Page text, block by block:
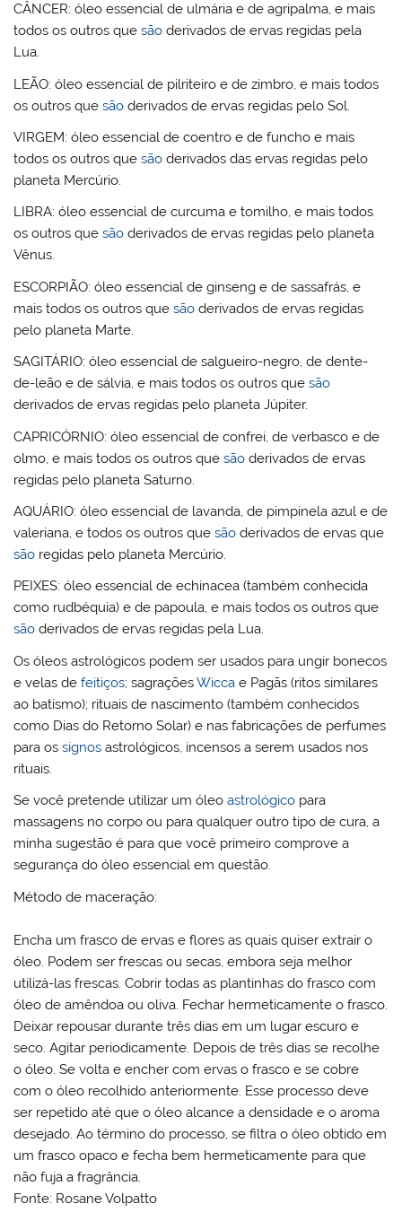
CÂNCER: óleo essencial de ulmária e de agripalma, e mais
todos os outros quesão derivados de ervas regidas pela
Lua.
LEÃO: óleo essencial de pilriteiro e de zimbro, e mais todos
os outros quesão derivados de ervas regidas pelo Sol.
VIRGEM: óleo essencial de coentro e de funcho e mais
todos os outros quesão derivados das ervas regidas pelo
planeta Mercúrio.
LIBRA: óleo essencial de curcuma e tomilho, e mais todos
os outros quesão derivados de ervas regidas pelo planeta
Vênus.
ESCORPIÃO: óleo essencial de ginseng e de sassafrás, e
mais todos os outros quesão derivados de ervas regidas
pelo planeta Marte.
SAGITÁRIO: óleo essencial de salgueiro-negro, de dente-
de-leão e de sálvia, e mais todos os outros quesão
derivados de ervas regidas pelo planeta Júpiter.
CAPRICÓRNIO: óleo essencial de confrei, de verbasco e de
olmo, e mais todos os outros quesão derivados de ervas
regidas pelo planeta Saturno.
AQUÁRIO: óleo essencial de lavanda, de pimpinela azul e de
valeriana, e todos os outros quesão derivados de ervas que
são regidas pelo planeta Mercúrio.
PEIXES: óleo essencial de echinacea (também conhecida
como rudbéquia) e de papoula, e mais todos os outros que
são derivados de ervas regidas pela Lua.
Os óleos astrológicos podem ser usados para ungir bonecos
e velas defeitiços; sagraçõesWicca e Pagãs (ritos similares
ao batismo); rituais de nascimento (também conhecidos
como Dias do Retorno Solar) e nas fabricações de perfumes
para ossignos astrológicos, incensos a serem usados nos
rituais.
Se você pretende utilizar um óleoastrológico para
massagens no corpo ou para qualquer outro tipo de cura, a
minha sugestão é para que você primeiro comprove a
segurança do óleo essencial em questão.
Método de maceração:
Encha um frasco de ervas e flores as quais quiser extrair o
óleo. Podem ser frescas ou secas, embora seja melhor
utilizá-las frescas. Cobrir todas as plantinhas do frasco com
óleo de amêndoa ou oliva. Fechar hermeticamente o frasco.
Deixar repousar durante três dias em um lugar escuro e
seco. Agitar periodicamente. Depois de três dias se recolhe
o óleo. Se volta e encher com ervas o frasco e se cobre
com o óleo recolhido anteriormente. Esse processo deve
ser repetido até que o óleo alcance a densidade e o aroma
desejado. Ao término do processo, se filtra o óleo obtido em
um frasco opaco e fecha bem hermeticamente para que
não fuja a fragrância.
Fonte: Rosane Volpatto